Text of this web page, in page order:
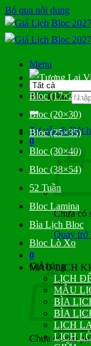
Bỏ qua nội dung
Menu
Tìm kiếm:
Tư vấn & Đặt
0
Chưa có
Quay trở
0
Giỏ hàng
Chưa có sản
Bloc (17×24)
Bloc (20×30)
Bloc (25×35)
Bloc (30×40)
Bloc (38×54)
52 Tuần
Bloc Lamina
Bìa Lịch Bloc
Bloc Lò Xo
MẪU LỊCH
LỊCH
MẪU
BÌA
BÌA
LỊCH
LỊCH